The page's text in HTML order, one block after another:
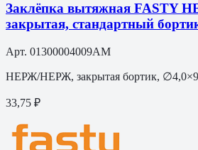
Заклёпка вытяжная FASTY
закрытая, стандартный
Арт. 01300004009AM
НЕРЖ/НЕРЖ, закрытая бортик,
33,75 ₽